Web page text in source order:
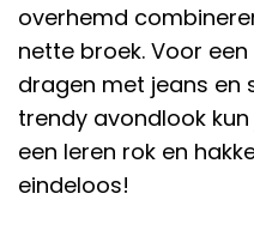
overhemd
nette broek. Voor
dragen met jeans en
trendy avondlook
een leren rok en
eindeloos!